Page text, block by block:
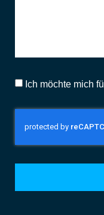
Ich möchte mich